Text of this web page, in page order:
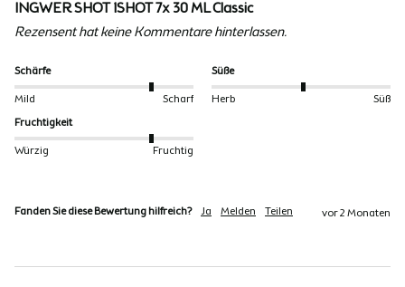
INGWER SHOT 1SHOT 7x 30 ML Classic
Rezensent hat keine Kommentare hinterlassen.
Schärfe
Mild Scharf
Süße
Herb Süß
Fruchtigkeit
Würzig Fruchtig
Fanden Sie diese Bewertung hilfreich? Ja Melden Teilen vor 2 Monaten